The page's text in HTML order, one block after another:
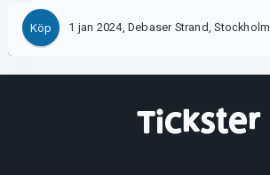
Köp 1 jan 2024, Debaser Strand, Stockholm